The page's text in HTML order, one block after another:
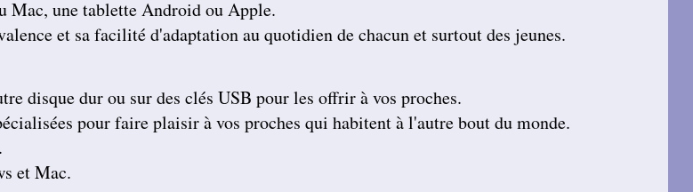
M
reçu mes cassettes et les dvd. Je viens
de les regarder et je suis ravi. Je
remercie de votre excellent travail.
avons regardé les cd et le résultat est
Merci beaucoup !
Y
reçu mes cassettes et la clé usb. Tout
et la qualité est au top.
Mac, une tablette Android ou Apple.
et sa facilité d'adaptation au quotidien de chacun et surtout des jeunes.
disque dur ou sur des clés USB pour les offrir à vos proches.
pour faire plaisir à vos proches qui habitent à l'autre bout du monde.
et Mac.